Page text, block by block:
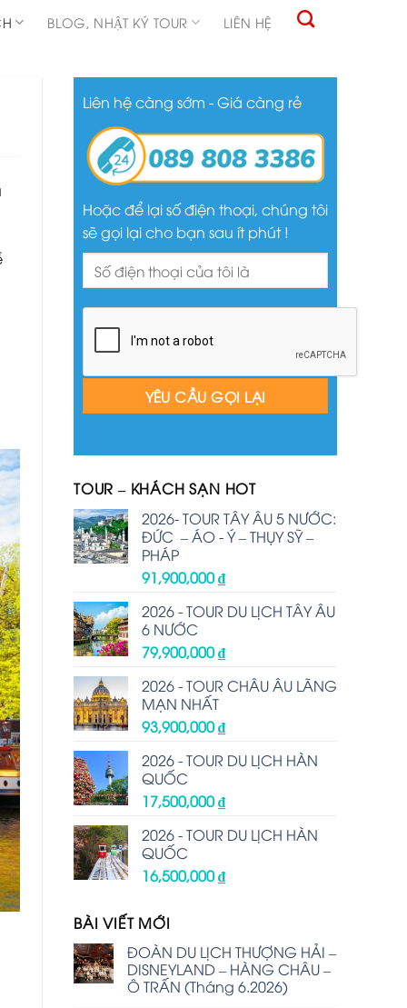
BLOG, NHẬT KÝ TOUR LIÊN HỆ
Liên hệ càng sớm - Giá càng rẻ
Hoặc để lại số điện thoại, chúng tôi
sẽ gọi lại cho bạn sau ít phút !
TOUR – KHÁCH SẠN HOT
2026- TOUR TÂY ÂU 5 NƯỚC:
ĐỨC – ÁO - Ý – THỤY SỸ –
PHÁP
91,900,000₫
2026 - TOUR DU LỊCH TÂY ÂU
6 NƯỚC
79,900,000₫
2026 - TOUR CHÂU ÂU LÃNG
MẠN NHẤT
93,900,000₫
2026 - TOUR DU LỊCH HÀN
QUỐC
17,500,000₫
2026 - TOUR DU LỊCH HÀN
QUỐC
16,500,000₫
BÀI VIẾT MỚI
ĐOÀN DU LỊCH THƯỢNG HẢI –
DISNEYLAND – HÀNG CHÂU –
Ô TRẤN (Tháng 6.2026)